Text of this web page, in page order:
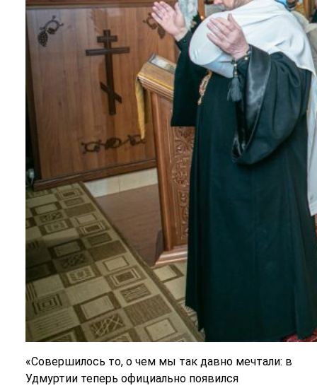
«Совершилось то, о чем мы так давно мечтали: в
Удмуртии теперь официально появился